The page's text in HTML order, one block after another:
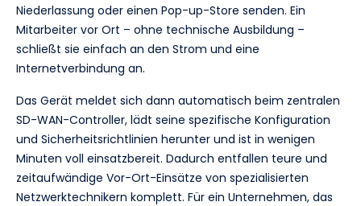
Niederlassung oder einen Pop-up-Store senden. Ein
Mitarbeiter vor Ort – ohne technische Ausbildung –
schließt sie einfach an den Strom und eine
Internetverbindung an.
Das Gerät meldet sich dann automatisch beim zentralen
SD-WAN-Controller, lädt seine spezifische Konfiguration
und Sicherheitsrichtlinien herunter und ist in wenigen
Minuten voll einsatzbereit. Dadurch entfallen teure und
zeitaufwändige Vor-Ort-Einsätze von spezialisierten
Netzwerktechnikern komplett. Für ein Unternehmen, das